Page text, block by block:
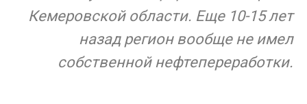
Кемеровской области. Еще 10-15 лет
назад регион вообще не имел
собственной нефтепереработки.